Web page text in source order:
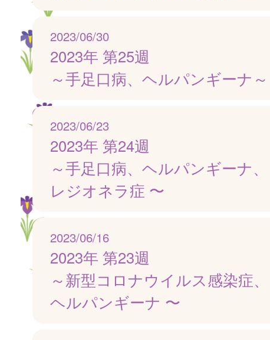
2023/06/30
2023年 第25週
～手足口病、ヘルパンギーナ～
2023/06/23
2023年 第24週
～手足口病、ヘルパンギーナ、
レジオネラ症 〜
2023/06/16
2023年 第23週
～新型コロナウイルス感染症、
ヘルパンギーナ 〜